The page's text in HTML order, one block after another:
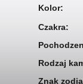
Kolor:
Czakra:
Rodzaj
Znak